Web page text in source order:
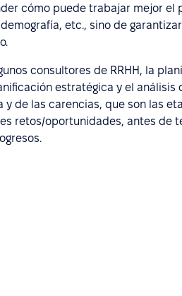
cómo puede trabajar mejor el
etc., sino de
consultores de RRHH, la
estratégica y el análisis
y de las carencias, que son las
retos/oportunidades, antes de